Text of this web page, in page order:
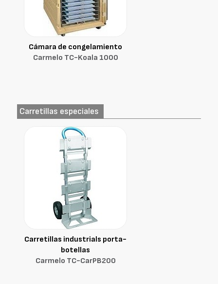
Cámara de congelamiento
Carmelo TC-Koala 1000
Carretillas especiales
Carretillas industrials porta-
botellas
Carmelo TC-CarPB200